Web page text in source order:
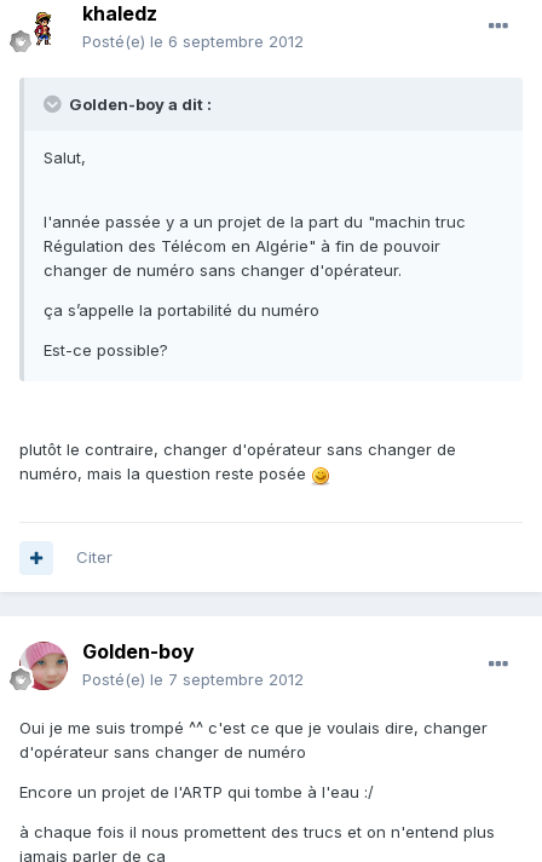
khaledz
Posté(e) le 6 septembre 2012
Golden-boy a dit :
Salut,
l'année passée y a un projet de la part du "machin truc
Régulation des Télécom en Algérie" à fin de pouvoir
changer de numéro sans changer d'opérateur.
ça s’appelle la portabilité du numéro
Est-ce possible?
plutôt le contraire, changer d'opérateur sans changer de
numéro, mais la question reste posée
Citer
Golden-boy
Posté(e) le 7 septembre 2012
Oui je me suis trompé ^^ c'est ce que je voulais dire, changer
d'opérateur sans changer de numéro
Encore un projet de l'ARTP qui tombe à l'eau :/
à chaque fois il nous promettent des trucs et on n'entend plus
jamais parler de ça